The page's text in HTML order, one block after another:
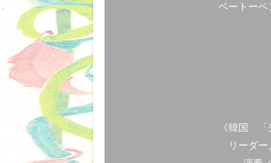
ベートー
《韓国 「
リーダ